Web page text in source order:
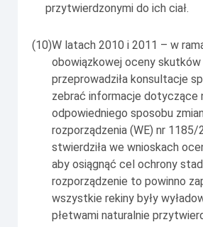
przytwierdzonymi do ich ciał.
(10)W latach 2010 i 2011 – w
obowiązkowej oceny skutków
przeprowadziła konsultacje
zebrać informacje dotyczące
odpowiedniego sposobu
rozporządzenia (WE) nr 1185/
stwierdziła we wnioskach
aby osiągnąć cel ochrony
rozporządzenie to powinno
wszystkie rekiny były
płetwami naturalnie